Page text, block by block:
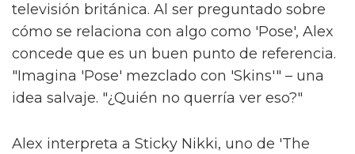
televisión británica. Al ser preguntado sobre
cómo se relaciona con algo como 'Pose', Alex
concede que es un buen punto de referencia.
"Imagina 'Pose' mezclado con 'Skins'" – una
idea salvaje. "¿Quién no querría ver eso?"
Alex interpreta a Sticky Nikki, uno de 'The